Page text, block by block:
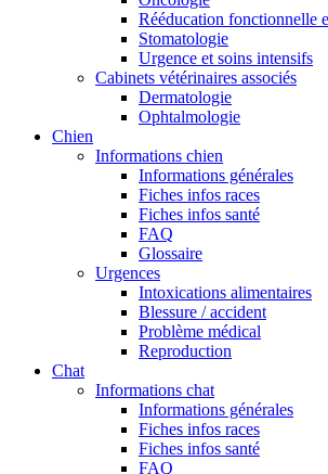
Rééducation fonctionnelle
Stomatologie
Urgence et soins intensifs
Cabinets vétérinaires associés
Dermatologie
Ophtalmologie
Chien
Informations chien
Informations générales
Fiches infos races
Fiches infos santé
FAQ
Glossaire
Urgences
Intoxications alimentaires
Blessure / accident
Problème médical
Reproduction
Chat
Informations chat
Informations générales
Fiches infos races
Fiches infos santé
FAQ